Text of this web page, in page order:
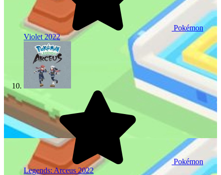
Pokémon
Violet2022
Pokémon
Legends: Arceus 2022